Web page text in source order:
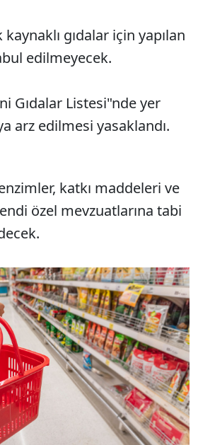
gıdalar için yapılan
edilmeyecek.
Gıdalar Listesi"nde yer
arz edilmesi yasaklandı.
katkı maddeleri ve
özel mevzuatlarına tabi